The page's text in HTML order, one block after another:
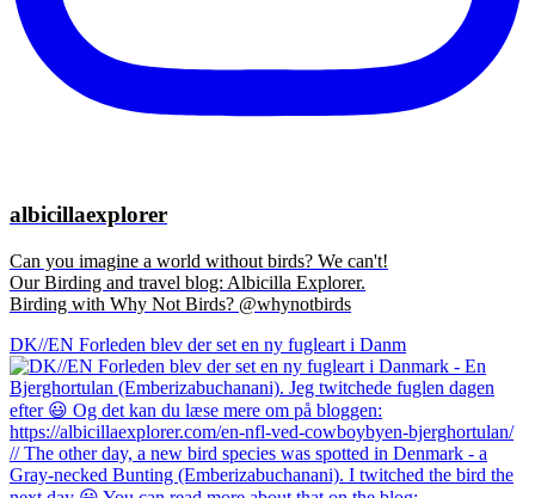
albicillaexplorer
Can you imagine a world without birds? We can't!
Our Birding and travel blog: Albicilla Explorer.
Birding with Why Not Birds? @whynotbirds
DK//EN Forleden blev der set en ny fugleart i Danm